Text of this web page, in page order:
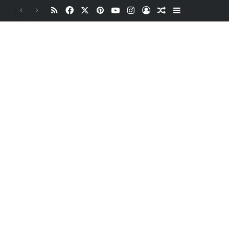
RSSFacebookPinterestYouTubeInstagramOturum aç
Rastgele Makale
Kenar